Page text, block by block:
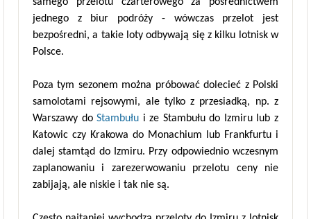
samego przelotu czarterowego za pośrednictwem
jednego z biur podróży - wówczas przelot jest
bezpośredni, a takie loty odbywają się z kilku lotnisk w
Polsce.
Poza tym sezonem można próbować dolecieć z Polski
samolotami rejsowymi, ale tylko z przesiadką, np. z
Warszawy doStambułu i ze Stambułu do Izmiru lub z
Katowic czy Krakowa do Monachium lub Frankfurtu i
dalej stamtąd do Izmiru. Przy odpowiednio wczesnym
zaplanowaniu i zarezerwowaniu przelotu ceny nie
zabijają, ale niskie i tak nie są.